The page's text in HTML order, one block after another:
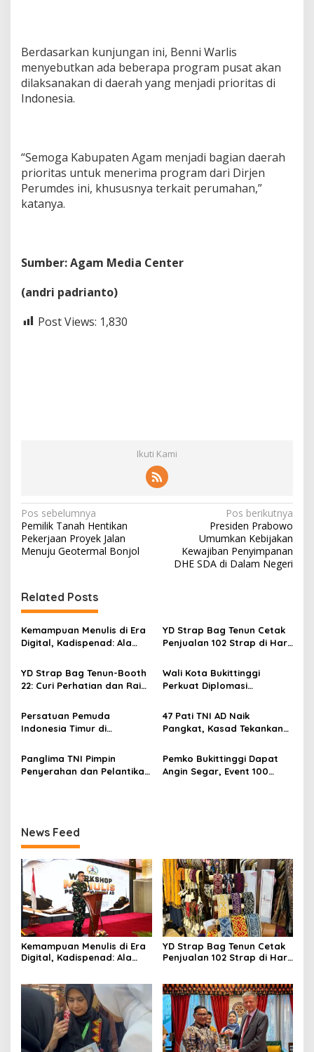
Berdasarkan kunjungan ini, Benni Warlis
menyebutkan ada beberapa program pusat akan
dilaksanakan di daerah yang menjadi prioritas di
Indonesia.
“Semoga Kabupaten Agam menjadi bagian daerah
prioritas untuk menerima program dari Dirjen
Perumdes ini, khususnya terkait perumahan,”
katanya.
Sumber: Agam Media Center
(andri padrianto)
Post Views: 1,830
Ikuti Kami
N
a
v
g
a
s
p
o
s
Pos sebelumnya
Pemilik Tanah Hentikan
Pekerjaan Proyek Jalan
Menuju Geotermal Bonjol
Pos berikutnya
Presiden Prabowo
Umumkan Kebijakan
Kewajiban Penyimpanan
DHE SDA di Dalam Negeri
Related Posts
Kemampuan Menulis di Era
Digital, Kadispenad: Ala
YD Strap Bag Tenun Cetak
Penjualan 102 Strap di Hari
2026, Bukti Wastra
Nusantara Kian Digemari
YD Strap Bag Tenun-Booth
22: Curi Perhatian dan Raih
Memandang Wastra
dengan Citra Nan Anggun
Wali Kota Bukittinggi
Perkuat Diplomasi
Dubes Belanda dan Jerman
Sukseskan 100 Tahun Jam
Gadang
Persatuan Pemuda
Indonesia Timur di
Bertajuk “Torang Samua
Basudara”
47 Pati TNI AD Naik
Pangkat, Kasad Tekankan
Adaptasi
Panglima TNI Pimpin
Penyerahan dan Pelantikan
Pemko Bukittinggi Dapat
Angin Segar, Event 100
News Feed
Kemampuan Menulis di Era
Digital, Kadispenad: Ala
YD Strap Bag Tenun Cetak
Penjualan 102 Strap di Hari
Nusantara Kian Digemari